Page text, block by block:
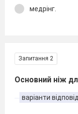
медрінг.
Запитання 2
Основний ніж
варіанти